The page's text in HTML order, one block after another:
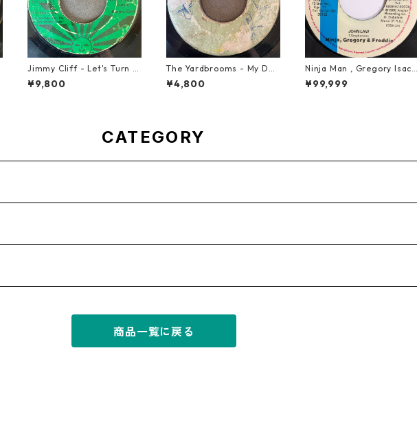
Jimmy Cliff - Let's Turn T
he Table【7-21999】
¥9,800
The Yardbrooms - My Des
ire【7-21922】
¥4,800
Ninja Man , Gregory Isacc
s & Freddie Mcgregor - J
ohn Low【7-20010】
¥99,999
CATEGORY
商品一覧に戻る